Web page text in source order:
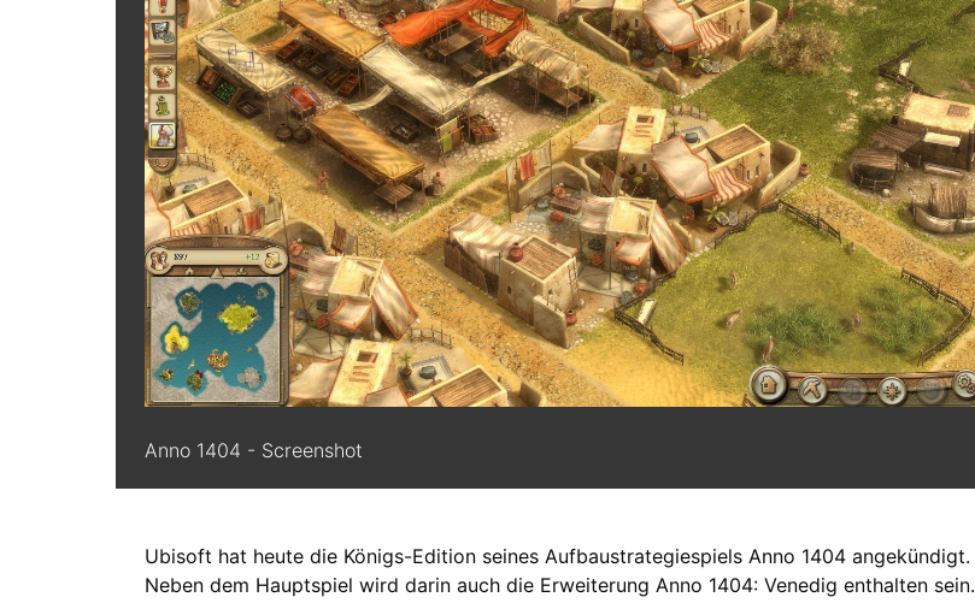
Anno 1404 - Screenshot
Ubisoft hat heute die Königs-Edition seines Aufbaustrategiespiels Anno 1404 angekündigt.
Neben dem Hauptspiel wird darin auch die Erweiterung Anno 1404: Venedig enthalten sein.